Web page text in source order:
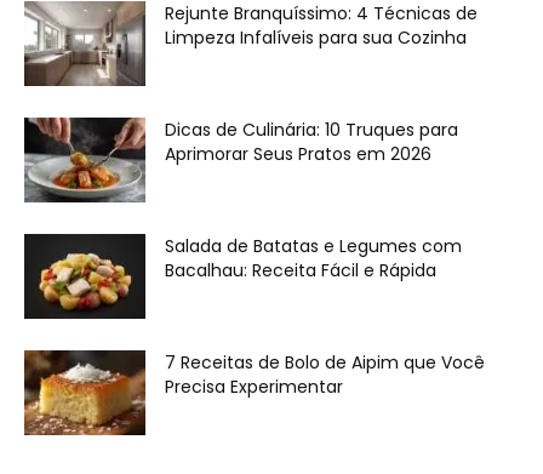
Rejunte Branquíssimo: 4 Técnicas de
Limpeza Infalíveis para sua Cozinha
Dicas de Culinária: 10 Truques para
Aprimorar Seus Pratos em 2026
Salada de Batatas e Legumes com
Bacalhau: Receita Fácil e Rápida
7 Receitas de Bolo de Aipim que Você
Precisa Experimentar